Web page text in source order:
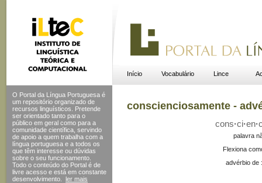
Início Vocabulário Lince
O Portal da Língua Portuguesa é
um repositório organizado de
recursos linguísticos. Pretende
ser orientado tanto para o
público em geral como para a
comunidade científica, servindo
de apoio a quem trabalha com a
língua portuguesa e a todos os
que têm interesse ou dúvidas
sobre o seu funcionamento.
Todo o conteúdo do Portal é de
livre acesso e está em constante
desenvolvimento.
ler mais
conscienciosamente -
cons·ci·en·
palavra
Flexiona
advérbio de